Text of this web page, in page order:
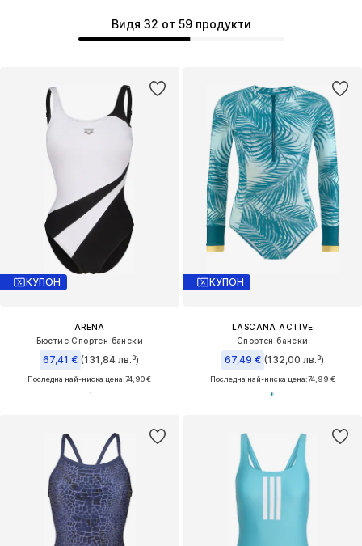
Видя 32 от 59 продукти
КУПОН
ARENA
Бюстие Спортен бански
67,41 € (131,84 лв.³)
Последна най-ниска цена:74,90 €
КУПОН
LASCANA ACTIVE
Спортен бански
67,49 € (132,00 лв.³)
Последна най-ниска цена:74,99 €